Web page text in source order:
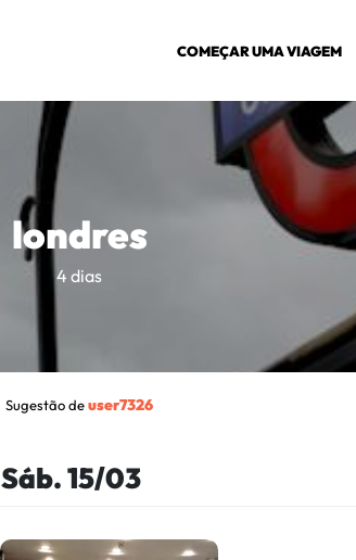
COMEÇAR UMA VIAGEM
londres
4 dias
Sugestão deuser7326
Sáb. 15/03